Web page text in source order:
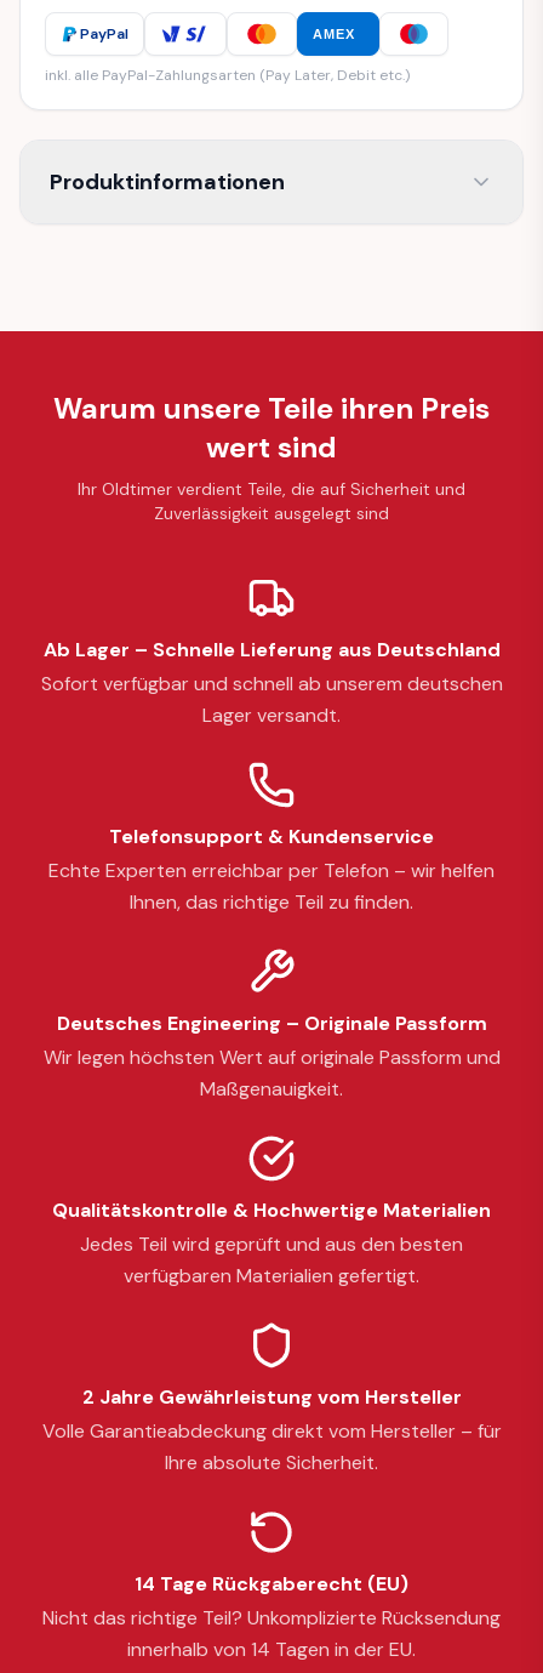
PayPal AMEX
inkl. alle PayPal-Zahlungsarten (Pay Later, Debit etc.)
Produktinformationen
Warum unsere Teile ihren Preis
wert sind
Ihr Oldtimer verdient Teile, die auf Sicherheit und
Zuverlässigkeit ausgelegt sind
Ab Lager – Schnelle Lieferung aus Deutschland
Sofort verfügbar und schnell ab unserem deutschen
Lager versandt.
Telefonsupport & Kundenservice
Echte Experten erreichbar per Telefon – wir helfen
Ihnen, das richtige Teil zu finden.
Deutsches Engineering – Originale Passform
Wir legen höchsten Wert auf originale Passform und
Maßgenauigkeit.
Qualitätskontrolle & Hochwertige Materialien
Jedes Teil wird geprüft und aus den besten
verfügbaren Materialien gefertigt.
2 Jahre Gewährleistung vom Hersteller
Volle Garantieabdeckung direkt vom Hersteller – für
Ihre absolute Sicherheit.
14 Tage Rückgaberecht (EU)
Nicht das richtige Teil? Unkomplizierte Rücksendung
innerhalb von 14 Tagen in der EU.